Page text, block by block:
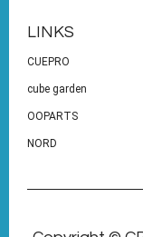
LINKS
CUEPRO
cube garden
OOPARTS
NORD